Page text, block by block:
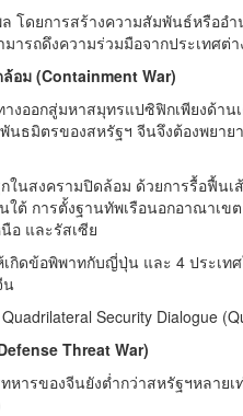
โดยการสร้างความสัมพันธ์หรืออ
ารถดึงความร่วมมือจากประเทศต่า
อม (Containment War)
งออกสู่มหาสมุทรแปซิฟิกเพียงด้า
นธมิตรของสหรัฐฯ จีนจึงต้องพยา
ในสงครามปิดล้อม ด้วยการรื้อฟื้น
ใต้ การตั้งฐานทัพเรือนอกอาณาเ
อ และรัสเซีย
กิดข้อพิพาทกับญี่ปุ่น และ 4 ประเท
น
Security Dialogue
Threat War)
ารของจีนยังต่ำกว่าสหรัฐฯหลา